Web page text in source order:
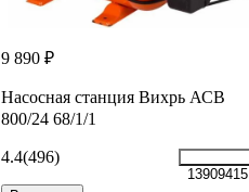
9 890 ₽
Насосная станция Вихрь АСВ
800/24 68/1/1
4.4(496)
13909415